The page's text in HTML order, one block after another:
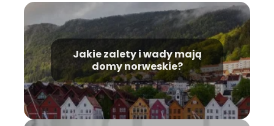
Jakie zalety i wady mają
domy norweskie?